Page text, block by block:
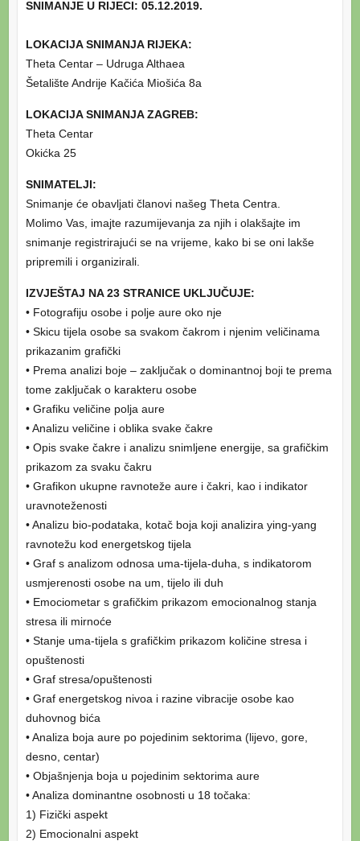
SNIMANJE U RIJECI: 05.12.2019.
LOKACIJA SNIMANJA RIJEKA:
Theta Centar – Udruga Althaea
Šetalište Andrije Kačića Miošića 8a
LOKACIJA SNIMANJA ZAGREB:
Theta Centar
Okićka 25
SNIMATELJI:
Snimanje će obavljati članovi našeg Theta Centra.
Molimo Vas, imajte razumijevanja za njih i olakšajte im
snimanje registrirajući se na vrijeme, kako bi se oni lakše
pripremili i organizirali.
IZVJEŠTAJ NA 23 STRANICE UKLJUČUJE:
• Fotografiju osobe i polje aure oko nje
• Skicu tijela osobe sa svakom čakrom i njenim veličinama
prikazanim grafički
• Prema analizi boje – zaključak o dominantnoj boji te prema
tome zaključak o karakteru osobe
• Grafiku veličine polja aure
• Analizu veličine i oblika svake čakre
• Opis svake čakre i analizu snimljene energije, sa grafičkim
prikazom za svaku čakru
• Grafikon ukupne ravnoteže aure i čakri, kao i indikator
uravnoteženosti
• Analizu bio-podataka, kotač boja koji analizira ying-yang
ravnotežu kod energetskog tijela
• Graf s analizom odnosa uma-tijela-duha, s indikatorom
usmjerenosti osobe na um, tijelo ili duh
• Emociometar s grafičkim prikazom emocionalnog stanja
stresa ili mirnoće
• Stanje uma-tijela s grafičkim prikazom količine stresa i
opuštenosti
• Graf stresa/opuštenosti
• Graf energetskog nivoa i razine vibracije osobe kao
duhovnog bića
• Analiza boja aure po pojedinim sektorima (lijevo, gore,
desno, centar)
• Objašnjenja boja u pojedinim sektorima aure
• Analiza dominantne osobnosti u 18 točaka:
1) Fizički aspekt
2) Emocionalni aspekt